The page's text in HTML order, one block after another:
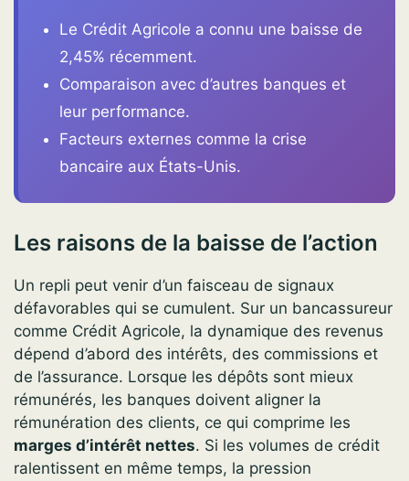
Le Crédit Agricole a connu une baisse de
2,45% récemment.
Comparaison avec d’autres banques et
leur performance.
Facteurs externes comme la crise
bancaire aux États-Unis.
Les raisons de la baisse de l’action
Un repli peut venir d’un faisceau de signaux
défavorables qui se cumulent. Sur un bancassureur
comme Crédit Agricole, la dynamique des revenus
dépend d’abord des intérêts, des commissions et
de l’assurance. Lorsque les dépôts sont mieux
rémunérés, les banques doivent aligner la
rémunération des clients, ce qui comprime les
marges d’intérêt nettes. Si les volumes de crédit
ralentissent en même temps, la pression